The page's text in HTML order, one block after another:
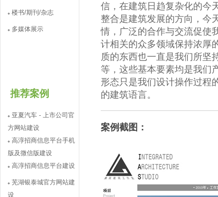
楼书/期刊/杂志
多媒体展示
推荐案例
亚夏汽车 - 上市公司官
方网站建设
高淳招商信息平台手机
版及微信版建设
高淳招商信息平台建设
芜湖银泰城官方网站建
设
信，在建筑日趋复杂化的今
整合是建筑发展的方向，今
情，广泛的合作与交流促使
计相关的众多领域保持浓厚
质的东西也一直是我们所坚
等，这些基本要素均是我们
形态只是我们设计操作过程
的建筑语言。
案例截图：